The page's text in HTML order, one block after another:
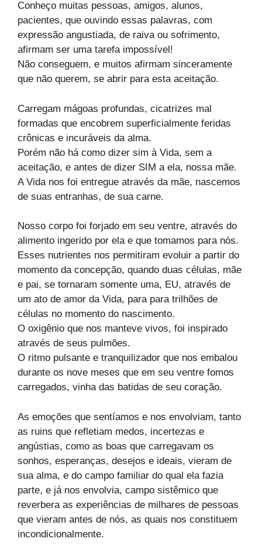
Conheço muitas pessoas, amigos, alunos,
pacientes, que ouvindo essas palavras, com
expressão angustiada, de raiva ou sofrimento,
afirmam ser uma tarefa impossível!
Não conseguem, e muitos afirmam sinceramente
que não querem, se abrir para esta aceitação.
Carregam mágoas profundas, cicatrizes mal
formadas que encobrem superficialmente feridas
crônicas e incuráveis da alma.
Porém não há como dizer sim à Vida, sem a
aceitação, e antes de dizer SIM a ela, nossa mãe.
A Vida nos foi entregue através da mãe, nascemos
de suas entranhas, de sua carne.
Nosso corpo foi forjado em seu ventre, através do
alimento ingerido por ela e que tomamos para nós.
Esses nutrientes nos permitiram evoluir a partir do
momento da concepção, quando duas células, mãe
e pai, se tornaram somente uma, EU, através de
um ato de amor da Vida, para para trilhões de
células no momento do nascimento.
O oxigênio que nos manteve vivos, foi inspirado
através de seus pulmões.
O ritmo pulsante e tranquilizador que nos embalou
durante os nove meses que em seu ventre fomos
carregados, vinha das batidas de seu coração.
As emoções que sentíamos e nos envolviam, tanto
as ruins que refletiam medos, incertezas e
angústias, como as boas que carregavam os
sonhos, esperanças, desejos e ideais, vieram de
sua alma, e do campo familiar do qual ela fazia
parte, e já nos envolvia, campo sistêmico que
reverbera as experiências de milhares de pessoas
que vieram antes de nós, as quais nos constituem
incondicionalmente.